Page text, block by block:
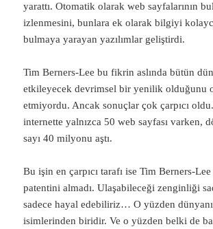
yarattı. Otomatik olarak web sayfalarının
izlenmesini, bunlara ek olarak bilgiyi
bulmaya yarayan yazılımlar geliştirdi.
Tim Berners-Lee bu fikrin aslında bütün
etkileyecek devrimsel bir yenilik olduğunu
etmiyordu. Ancak sonuçlar çok çarpıcı
internette yalnızca 50 web sayfası varken,
sayı 40 milyonu aştı.
Bu işin en çarpıcı tarafı ise Tim Berners-Lee
patentini almadı. Ulaşabileceği zenginliği
sadece hayal edebiliriz… O yüzden
isimlerinden biridir. Ve o yüzden belki de